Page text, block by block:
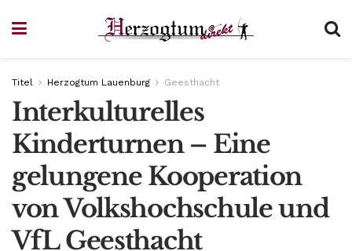
Titel Herzogtum Lauenburg Geesthacht
Interkulturelles
Kinderturnen – Eine
gelungene Kooperation
von Volkshochschule und
VfL Geesthacht